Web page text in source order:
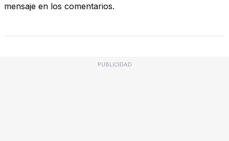
mensaje en los comentarios.
PUBLICIDAD